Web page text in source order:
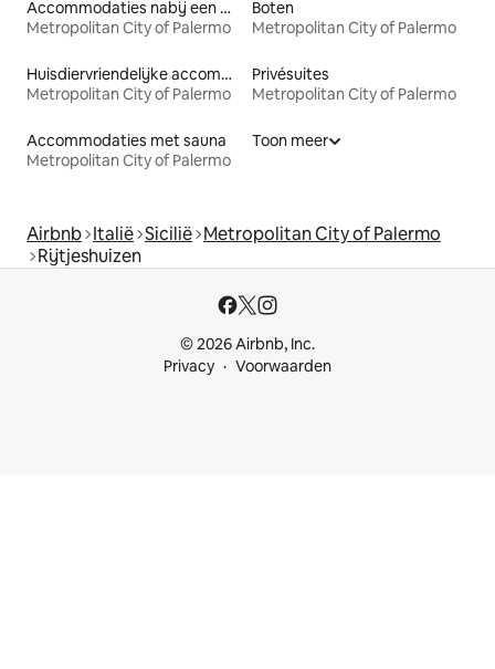
Accommodaties nabij een meer
Metropolitan City of Palermo
Boten
Metropolitan City of Palermo
Huisdiervriendelijke accommodaties
Metropolitan City of Palermo
Privésuites
Metropolitan City of Palermo
Accommodaties met sauna
Metropolitan City of Palermo
Toon meer
Airbnb Italië Sicilië Metropolitan City of Palermo
Rijtjeshuizen
© 2026 Airbnb, Inc.
Privacy
Voorwaarden